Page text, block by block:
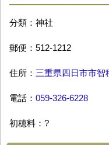
分類：神社
郵便：512-1212
住所： 三重県四日市市智
電話： 059-326-6228
初穂料：?